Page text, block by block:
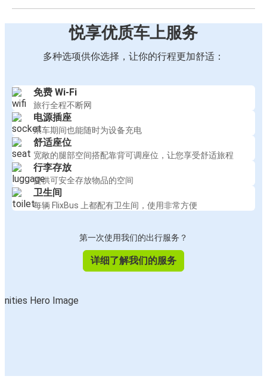
悦享优质车上服务
多种选项供你选择，让你的行程更加舒适：
免费 Wi-Fi
旅行全程不断网
电源插座
乘车期间也能随时为设备充电
舒适座位
宽敞的腿部空间搭配靠背可调座位，让您享受舒适旅程
行李存放
提供可安全存放物品的空间
卫生间
每辆 FlixBus 上都配有卫生间，使用非常方便
第一次使用我们的出行服务？
详细了解我们的服务